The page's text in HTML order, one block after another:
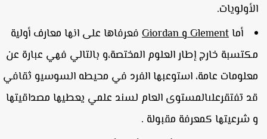
أماGlementوGiordanفعرفاها على انها معارف أولية
خارج إطار العلوم المختصة،و بالتالي فهي عبارة عن
عامة، استوعبها الفرد في محيطه السوسيو ثقافي
تفتقرعلىالمستوى العام لسند علمي يعطيها مصداقيتها
شرعيتها كمعرفة مقبولة .